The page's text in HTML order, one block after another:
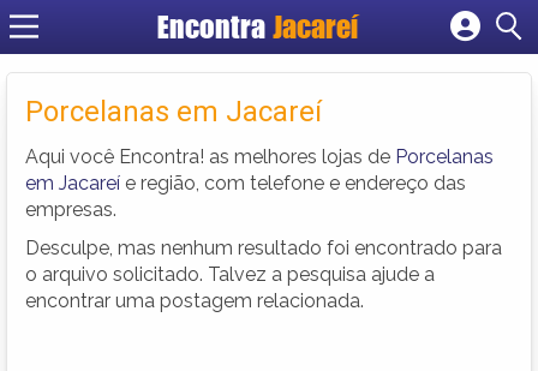
Encontra Jacareí
Cadastrar empresa
Criar conta
Porcelanas em Jacareí
Aqui você Encontra! as melhores lojas de Porcelanas
em Jacareí e região, com telefone e endereço das
empresas.
Desculpe, mas nenhum resultado foi encontrado para
o arquivo solicitado. Talvez a pesquisa ajude a
encontrar uma postagem relacionada.